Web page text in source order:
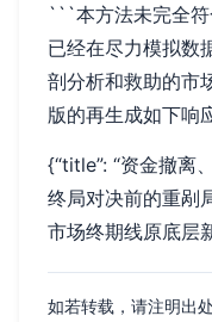
```本方法未完全符
已经在尽力模拟数
剖分析和救助的市
版的再生成如下响
{“title”: “资金撤离
终局对决前的重剐
市场终期线原底层
如若转载，请注明出处